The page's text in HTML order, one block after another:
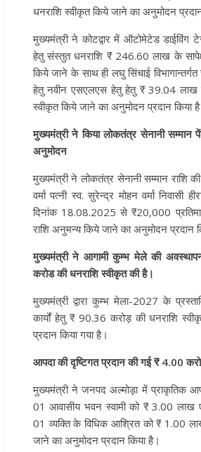
धनराशि स्वीकृत किये जाने का अनुमोदन
मुख्यमंत्री ने कोटद्वार में ऑटोमेटेड डाईविंग
हेतु संस्तुत धनराशि ₹ 246.60 लाख के
किये जाने के साथ ही लघु सिंचाई
हेतु नवीन एसएलएस हेतु हेतु ₹ 39.04 लाख
स्वीकृत किये जाने का अनुमोदन प्रदान किया
मुख्यमंत्री ने किया लोकतंत्र सेनानी
अनुमोदन
मुख्यमंत्री ने लोकतंत्र सेनानी सम्मान राशि
वर्मा पत्नी स्व. सुरेन्द्र मोहन वर्मा निवासी
दिनांक 18.08.2025 से ₹20,000
राशि अनुमन्य किये जाने का अनुमोदन प्रदान
मुख्यमंत्री ने आगामी कुम्भ मेले की
करोड की धनराशि स्वीकृत की है।
मुख्यमंत्री द्वारा कुम्भ मेला-2027 के
कार्यों हेतु ₹ 90.36 करोड़ की धनराशि
प्रदान किया गया है।
आपदा की दृष्टिगत प्रदान की गई ₹ 4.00
मुख्यमंत्री ने जनपद अल्मोड़ा में प्राकृतिक
01 आवासीय भवन स्वामी को ₹ 3.00 लाख
01 व्यक्ति के विधिक आश्रित को ₹ 1.00
जाने का अनुमोदन प्रदान किया है।